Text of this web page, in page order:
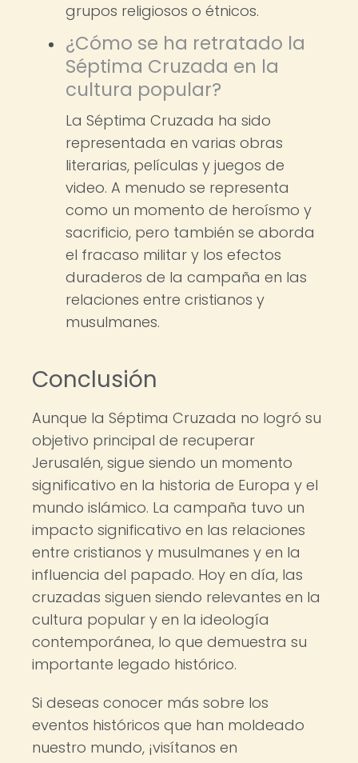
grupos religiosos o étnicos.
¿Cómo se ha retratado la
Séptima Cruzada en la
cultura popular?
La Séptima Cruzada ha sido
representada en varias obras
literarias, películas y juegos de
video. A menudo se representa
como un momento de heroísmo y
sacrificio, pero también se aborda
el fracaso militar y los efectos
duraderos de la campaña en las
relaciones entre cristianos y
musulmanes.
Conclusión
Aunque la Séptima Cruzada no logró su
objetivo principal de recuperar
Jerusalén, sigue siendo un momento
significativo en la historia de Europa y el
mundo islámico. La campaña tuvo un
impacto significativo en las relaciones
entre cristianos y musulmanes y en la
influencia del papado. Hoy en día, las
cruzadas siguen siendo relevantes en la
cultura popular y en la ideología
contemporánea, lo que demuestra su
importante legado histórico.
Si deseas conocer más sobre los
eventos históricos que han moldeado
nuestro mundo, ¡visítanos en